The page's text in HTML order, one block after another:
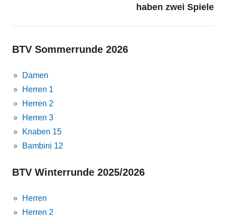
haben zwei Spiele
BTV Sommerrunde 2026
Damen
Herren 1
Herren 2
Herren 3
Knaben 15
Bambini 12
BTV Winterrunde 2025/2026
Herren
Herren 2